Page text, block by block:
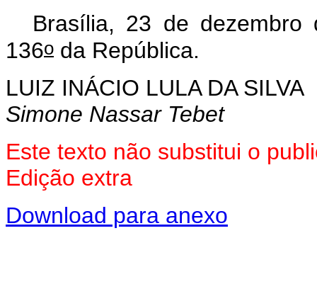
Brasília, 23 de dezembro
136o da República.
LUIZ INÁCIO LULA DA SILVA
Simone Nassar Tebet
Este texto não substitui o
Edição extra
Download para anexo